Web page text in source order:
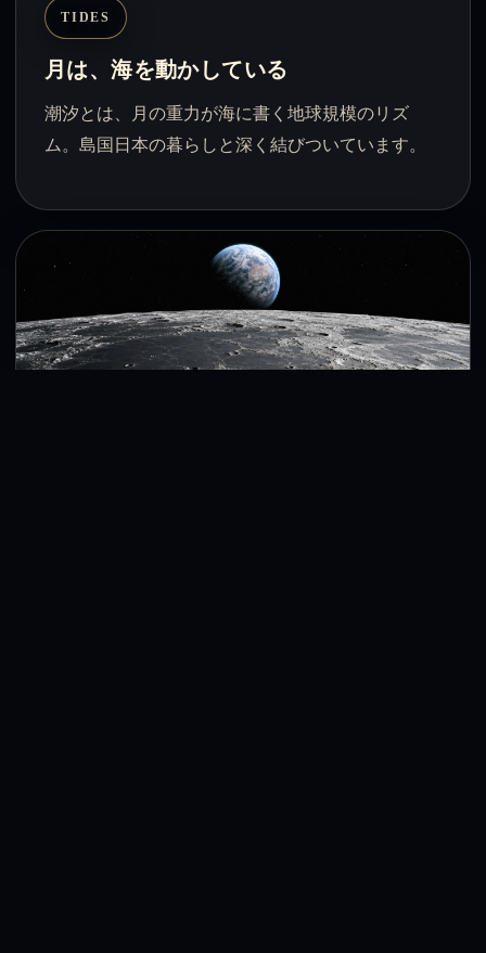
TIDES
月は、海を動かしている
潮汐とは、月の重力が海に書く地球規模のリズ
ム。島国日本の暮らしと深く結びついています。